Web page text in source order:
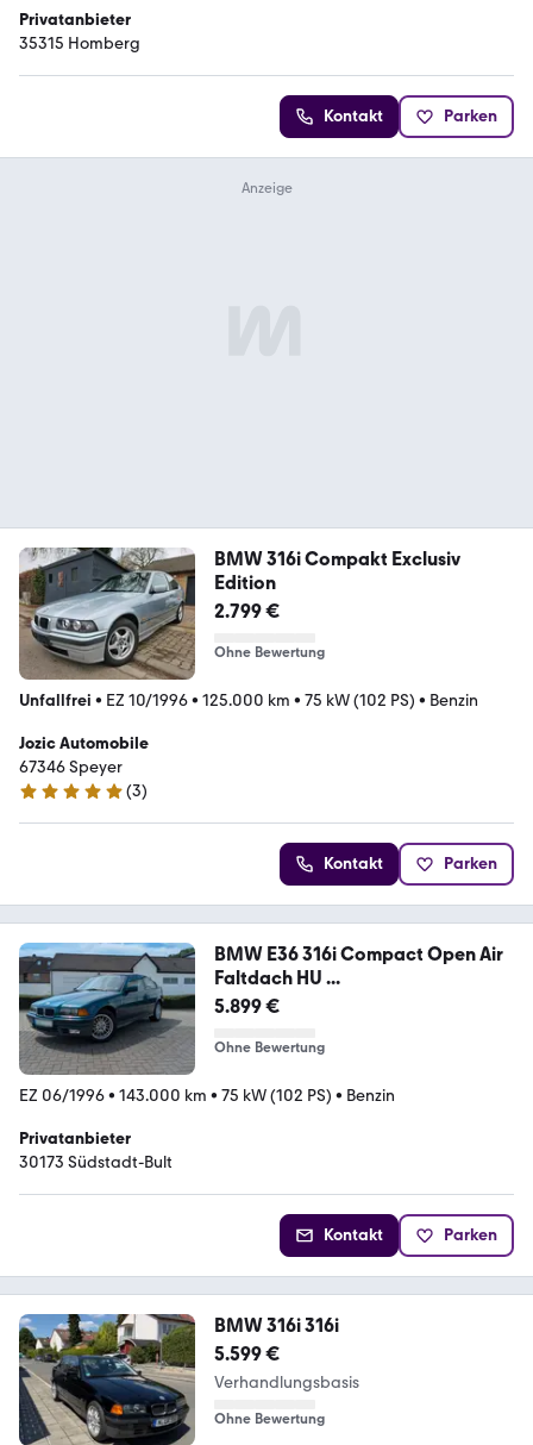
Privatanbieter
35315 Homberg
Kontakt Parken
BMW 316i Compakt Exclusiv
Edition
2.799 €
Ohne Bewertung
Unfallfrei • EZ 10/1996• 125.000 km • 75 kW (102 PS) • Benzin
Jozic Automobile
67346 Speyer
5 Sterne
(3)
Kontakt Parken
BMW E36 316i Compact Open Air
Faltdach HU ...
5.899 €
Ohne Bewertung
EZ 06/1996• 143.000 km • 75 kW (102 PS) • Benzin
Privatanbieter
30173 Südstadt-Bult
Kontakt Parken
BMW 316i 316i
5.599 €
Verhandlungsbasis
Ohne Bewertung